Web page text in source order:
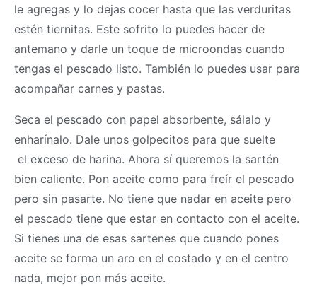
le agregas y lo dejas cocer hasta que las verduritas
estén tiernitas. Este sofrito lo puedes hacer de
antemano y darle un toque de microondas cuando
tengas el pescado listo. También lo puedes usar para
acompañar carnes y pastas.
Seca el pescado con papel absorbente, sálalo y
enharínalo. Dale unos golpecitos para que suelte
el exceso de harina. Ahora sí queremos la sartén
bien caliente. Pon aceite como para freír el pescado
pero sin pasarte. No tiene que nadar en aceite pero
el pescado tiene que estar en contacto con el aceite.
Si tienes una de esas sartenes que cuando pones
aceite se forma un aro en el costado y en el centro
nada, mejor pon más aceite.